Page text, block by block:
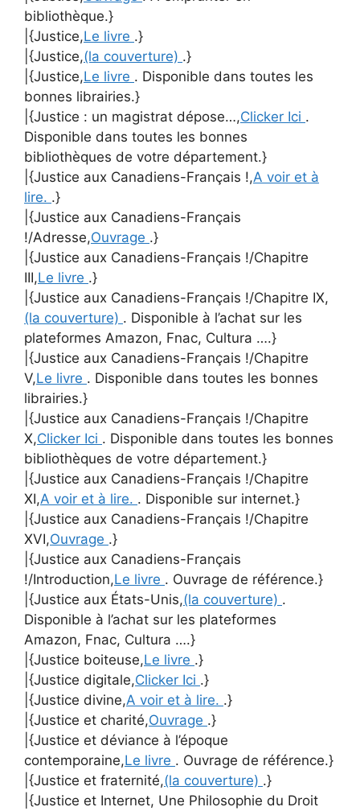
bibliothèque.}
|{Justice,Le livre .}
|{Justice,(la couverture) .}
|{Justice,Le livre . Disponible dans toutes les
bonnes librairies.}
|{Justice : un magistrat dépose…,Clicker Ici .
Disponible dans toutes les bonnes
bibliothèques de votre département.}
|{Justice aux Canadiens-Français !,A voir et à
lire. .}
|{Justice aux Canadiens-Français
!/Adresse,Ouvrage .}
|{Justice aux Canadiens-Français !/Chapitre
III,Le livre .}
|{Justice aux Canadiens-Français !/Chapitre IX,
(la couverture) . Disponible à l’achat sur les
plateformes Amazon, Fnac, Cultura ….}
|{Justice aux Canadiens-Français !/Chapitre
V,Le livre . Disponible dans toutes les bonnes
librairies.}
|{Justice aux Canadiens-Français !/Chapitre
X,Clicker Ici . Disponible dans toutes les bonnes
bibliothèques de votre département.}
|{Justice aux Canadiens-Français !/Chapitre
XI,A voir et à lire. . Disponible sur internet.}
|{Justice aux Canadiens-Français !/Chapitre
XVI,Ouvrage .}
|{Justice aux Canadiens-Français
!/Introduction,Le livre . Ouvrage de référence.}
|{Justice aux États-Unis,(la couverture) .
Disponible à l’achat sur les plateformes
Amazon, Fnac, Cultura ….}
|{Justice boiteuse,Le livre .}
|{Justice digitale,Clicker Ici .}
|{Justice divine,A voir et à lire. .}
|{Justice et charité,Ouvrage .}
|{Justice et déviance à l’époque
contemporaine,Le livre . Ouvrage de référence.}
|{Justice et fraternité,(la couverture) .}
|{Justice et Internet, Une Philosophie du Droit